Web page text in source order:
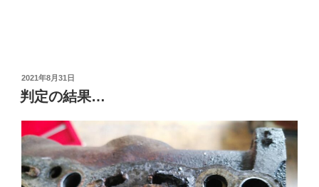
投
稿
日:
2021年8月31日
判定の結果…